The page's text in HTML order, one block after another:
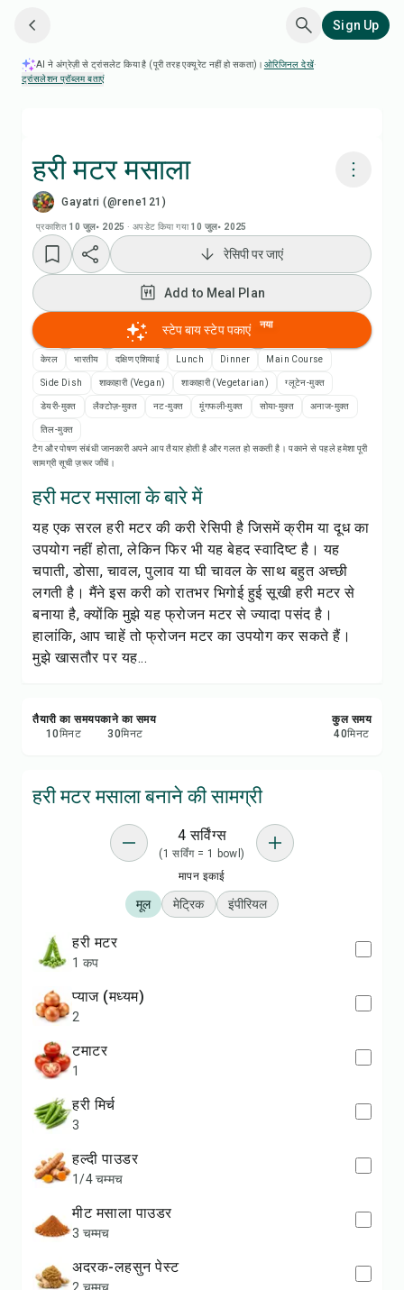
Sign Up
AI ने अंग्रेज़ी से ट्रांसलेट किया है (पूरी तरह एक्यूरेट नहीं हो सकता)। ओरिजिनल देखें·
ट्रांसलेशन प्रॉब्लम बताएं
हरी मटर मसाला
Gayatri (@rene121)
प्रकाशित 10 जुल॰ 2025 ·अपडेट किया गया 10 जुल॰ 2025
Add to Meal Plan
Add to Shopping List
रेसिपी नोट्स
रेसिपी प्रिंट करें
सेव करें
शेयर करें
रिपोर्ट करें
रेसिपी पर जाएं
Add to Meal Plan
स्टेप बाय स्टेप पकाएं नया
केरल भारतीय दक्षिण एशियाई Lunch Dinner Main Course
Side Dish शाकाहारी (Vegan) शाकाहारी (Vegetarian) ग्लूटेन-मुक्त
डेयरी-मुक्त लैक्टोज़-मुक्त नट-मुक्त मूंगफली-मुक्त सोया-मुक्त अनाज-मुक्त
तिल-मुक्त
टैग और पोषण संबंधी जानकारी अपने आप तैयार होती है और गलत हो सकती है। पकाने से पहले हमेशा पूरी
सामग्री सूची ज़रूर जाँचें।
हरी मटर मसाला के बारे में
यह एक सरल हरी मटर की करी रेसिपी है जिसमें क्रीम या दूध का
उपयोग नहीं होता, लेकिन फिर भी यह बेहद स्वादिष्ट है। यह
चपाती, डोसा, चावल, पुलाव या घी चावल के साथ बहुत अच्छी
लगती है। मैंने इस करी को रातभर भिगोई हुई सूखी हरी मटर से
बनाया है, क्योंकि मुझे यह फ्रोजन मटर से ज्यादा पसंद है।
हालांकि, आप चाहें तो फ्रोजन मटर का उपयोग कर सकते हैं।
मुझे खासतौर पर यह...
तैयारी का समय
10मिनट
पकाने का समय
30मिनट
कुल समय
40मिनट
हरी मटर मसाला बनाने की सामग्री
4 सर्विंग्स
(1 सर्विंग = 1 bowl)
मापन इकाई
मूल मेट्रिक इंपीरियल
हरी मटर
1 कप
प्याज (मध्यम)
2
टमाटर
1
हरी मिर्च
3
हल्दी पाउडर
1/4 चम्मच
मीट मसाला पाउडर
3 चम्मच
अदरक-लहसुन पेस्ट